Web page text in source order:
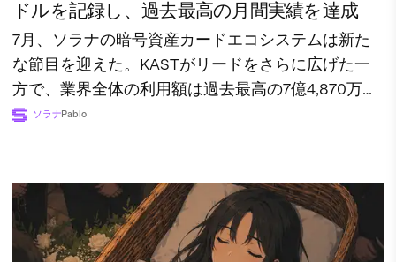
ドルを記録し、過去最高の月間実績を達成
7月、ソラナの暗号資産カードエコシステムは新た
な節目を迎えた。KASTがリードをさらに広げた一
方で、業界全体の利用額は過去最高の7億4,870万ド
ルに達した。
ソラナPablo